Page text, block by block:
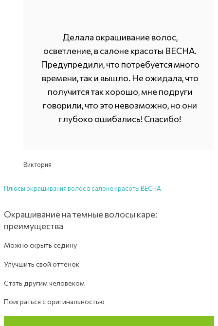
Делала окрашивание волос,
осветление, в салоне красоты ВЕСНА.
Предупредили, что потребуется много
времени, так и вышло. Не ожидала, что
получится так хорошо, мне подруги
говорили, что это невозможно, но они
глубоко ошибались! Спасибо!
Виктория
Плюсы окрашивания волос в салоне красоты ВЕСНА
Окрашивание на темные волосы каре:
преимущества
Можно скрыть седину
Улучшить свой оттенок
Стать другим человеком
Поиграться с оригинальностью